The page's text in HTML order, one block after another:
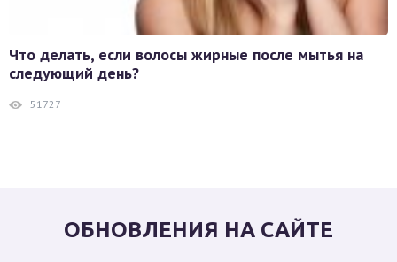
Что делать, если волосы жирные после мытья на
следующий день?
51727
ОБНОВЛЕНИЯ НА САЙТЕ